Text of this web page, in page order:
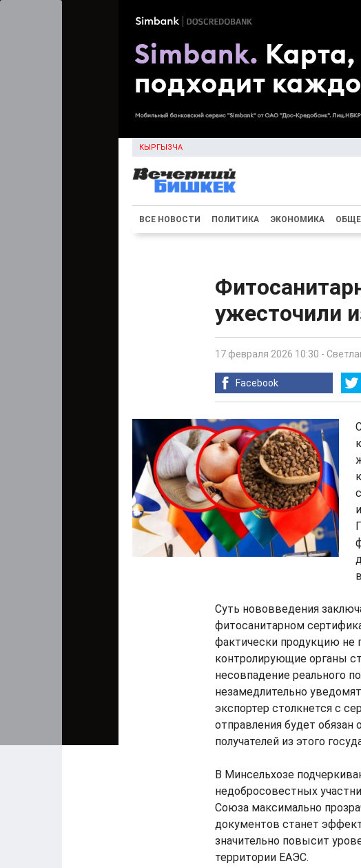
КЫРГЫЗЧА
ВСЕ НОВОСТИ ПОЛИТИКА ЭКОНОМИКА
ужесточили
17 февраля 2026 10:30 -
Facebook
Суть нововведения
фитосанитарном
фактически продукцию не
контролирующие органы
несовпадение реального
незамедлительно
экспортер столкнется с
отправления будет
получателей из этого
В Минсельхозе
недобросовестных
Союза максимально
документов станет
значительно повысит
территории ЕАЭС.